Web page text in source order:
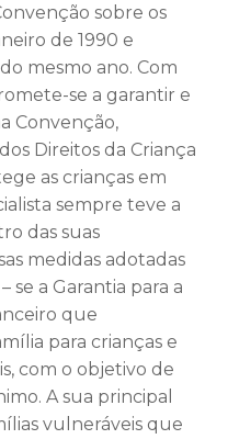
sobre os
de 1990 e
mesmo ano. Com
se a garantir e
Convenção,
Direitos da Criança
as crianças em
sempre teve a
das suas
medidas adotadas
se a Garantia para a
que
para crianças e
com o objetivo de
A sua principal
vulneráveis que